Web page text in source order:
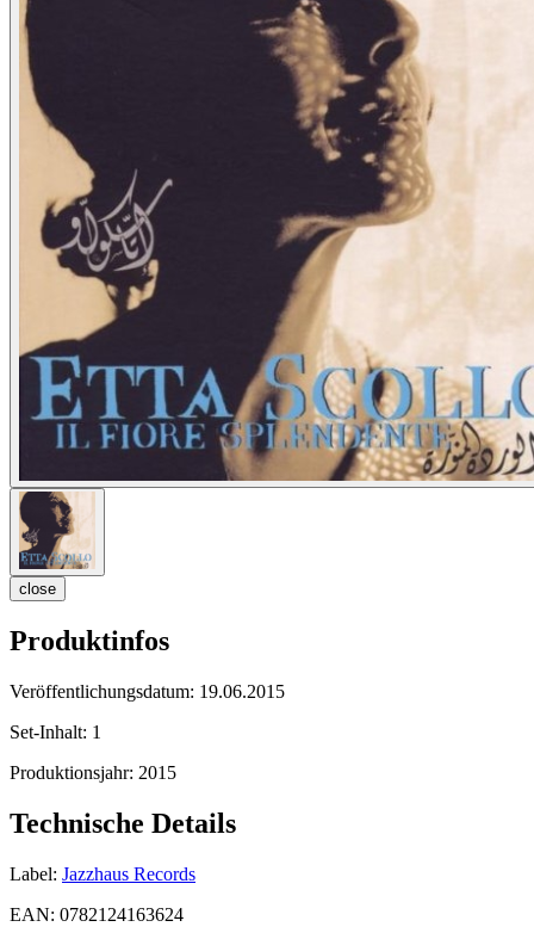
close
Produktinfos
Veröffentlichungsdatum: 19.06.2015
Set-Inhalt: 1
Produktionsjahr: 2015
Technische Details
Label: Jazzhaus Records
EAN: 0782124163624